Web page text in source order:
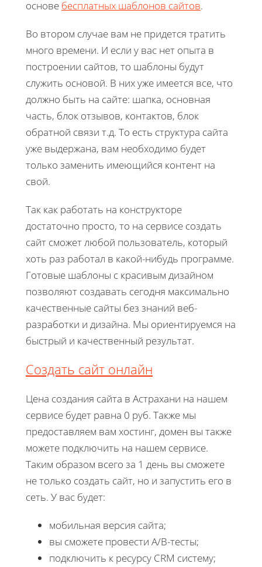
основе бесплатных шаблонов сайтов.
Во втором случае вам не придется тратить
много времени. И если у вас нет опыта в
построении сайтов, то шаблоны будут
служить основой. В них уже имеется все, что
должно быть на сайте: шапка, основная
часть, блок отзывов, контактов, блок
обратной связи т.д. То есть структура сайта
уже выдержана, вам необходимо будет
только заменить имеющийся контент на
свой.
Так как работать на конструкторе
достаточно просто, то на сервисе создать
сайт сможет любой пользователь, который
хоть раз работал в какой-нибудь программе.
Готовые шаблоны с красивым дизайном
позволяют создавать сегодня максимально
качественные сайты без знаний веб-
разработки и дизайна. Мы ориентируемся на
быстрый и качественный результат.
Создать сайт онлайн
Цена создания сайта в Астрахани на нашем
сервисе будет равна 0 руб. Также мы
предоставляем вам хостинг, домен вы также
можете подключить на нашем сервисе.
Таким образом всего за 1 день вы сможете
не только создать сайт, но и запустить его в
сеть. У вас будет:
мобильная версия сайта;
вы сможете провести А/В-тесты;
подключить к ресурсу CRM систему;